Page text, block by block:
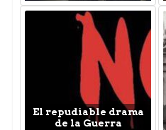
El repudiable drama
de la Guerra